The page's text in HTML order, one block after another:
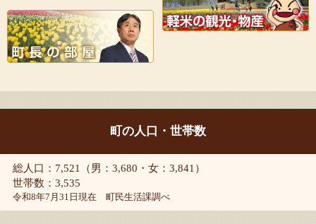
町の人口・世帯数
総人口：7,521（男：3,680・女：3,841）
世帯数：3,535
令和8年7月31日現在 町民生活課調べ